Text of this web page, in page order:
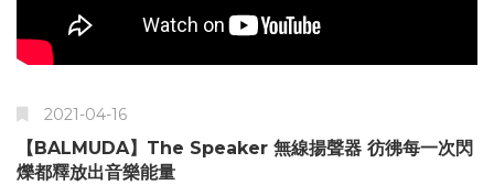
2021-04-16
【BALMUDA】The Speaker 無線揚聲器 彷彿每一次閃
爍都釋放出音樂能量